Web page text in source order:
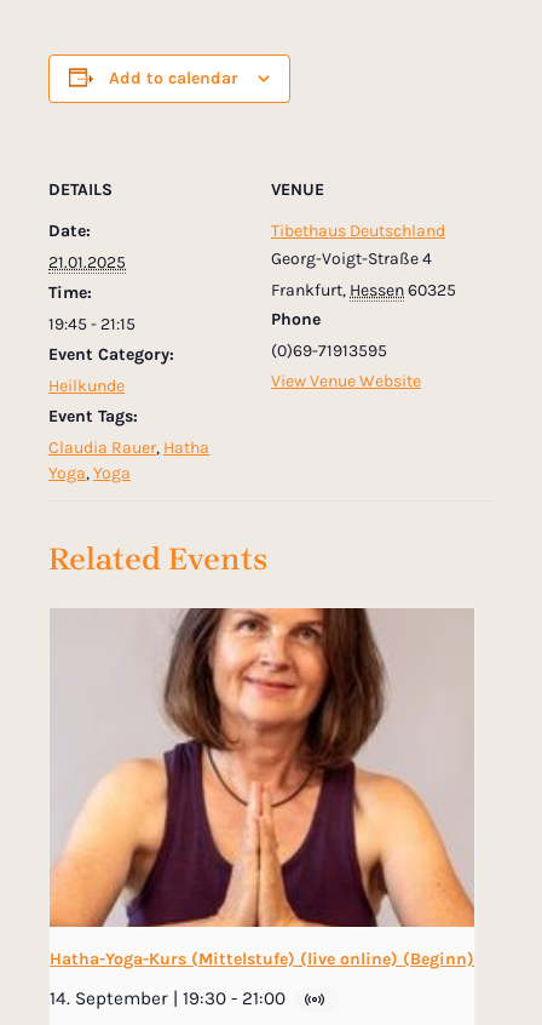
Add to calendar
DETAILS
Date:
21.01.2025
Time:
19:45 - 21:15
Event Category:
Heilkunde
Event Tags:
Claudia Rauer, Hatha
Yoga,Yoga
VENUE
Tibethaus Deutschland
Georg-Voigt-Straße 4
Frankfurt, Hessen60325
Phone
(0)69-71913595
View Venue Website
Related Events
Hatha-Yoga-Kurs (Mittelstufe) (live online) (Beginn)
14. September | 19:30 - 21:00